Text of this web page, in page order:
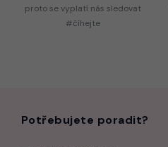
protose vyplatí nás sledovat
#číhejte
Potřebujete poradit?